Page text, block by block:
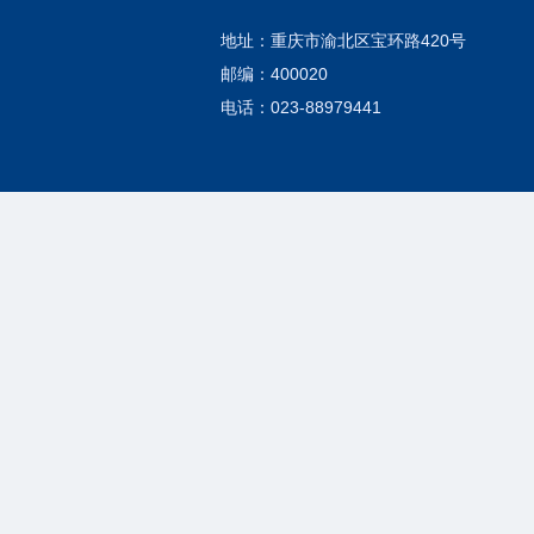
地址：重庆市渝北区宝环路420号
邮编：400020
电话：023-88979441